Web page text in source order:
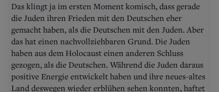
Das klingt ja im ersten Moment komisch, dass gerade
die Juden ihren Frieden mit den Deutschen eher
gemacht haben, als die Deutschen mit den Juden. Aber
das hat einen nachvollziehbaren Grund. Die Juden
haben aus dem Holocaust einen anderen Schluss
gezogen, als die Deutschen. Während die Juden daraus
positive Energie entwickelt haben und ihre neues-altes
Land deswegen wieder erblühen sehen konnten, haftet